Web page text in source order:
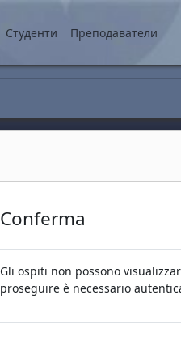
Студенти Преподаватели
Conferma
Gli ospiti non possono
proseguire è necessario